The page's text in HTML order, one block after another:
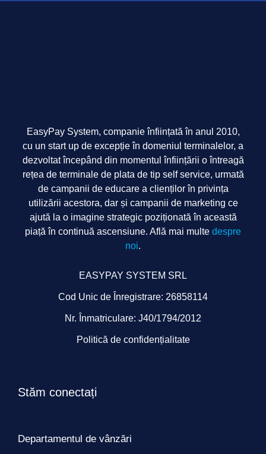
EasyPay System, companie înființată în anul 2010,
cu un start up de excepție în domeniul terminalelor, a
dezvoltat începând din momentul înființării o întreagă
rețea de terminale de plata de tip self service, urmată
de campanii de educare a clienților în privința
utilizării acestora, dar și campanii de marketing ce
ajută la o imagine strategic poziționată în această
piață în continuă ascensiune. Află mai multe despre
noi.
EASYPAY SYSTEM SRL
Cod Unic de Înregistrare: 26858114
Nr. Înmatriculare: J40/1794/2012
Politică de confidențialitate
Stăm conectați
Departamentul de vânzări